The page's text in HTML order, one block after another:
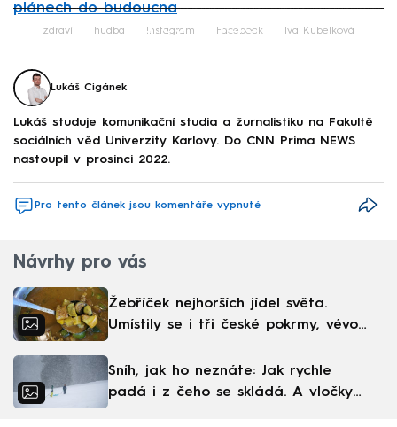
plánech do budoucna
Failed to fetch
zdraví hudba Instagram Facebook Iva Kubelková
Lukáš Cigánek
Lukáš studuje komunikační studia a žurnalistiku na Fakultě
sociálních věd Univerzity Karlovy. Do CNN Prima NEWS
nastoupil v prosinci 2022.
Pro tento článek jsou komentáře vypnuté
Návrhy pro vás
Žebříček nejhorších jídel světa.
Umístily se i tři české pokrmy, vévodí
Sníh, jak ho neznáte: Jak rychle
padá i z čeho se skládá. A vločky